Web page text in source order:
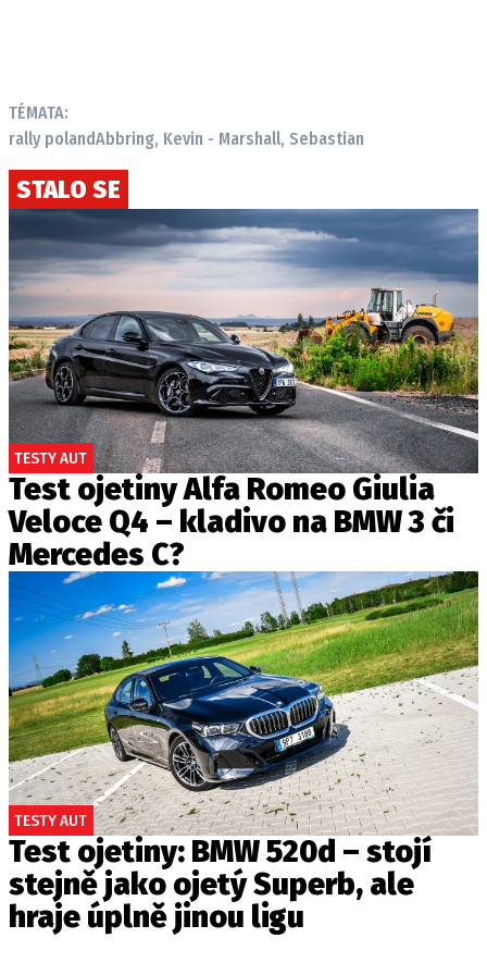
TÉMATA:
rally polandAbbring, Kevin - Marshall, Sebastian
STALO SE
TESTY AUT
Test ojetiny Alfa Romeo Giulia
Veloce Q4 – kladivo na BMW 3 či
Mercedes C?
TESTY AUT
Test ojetiny: BMW 520d – stojí
stejně jako ojetý Superb, ale
hraje úplně jinou ligu